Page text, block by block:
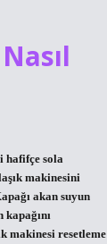
hafifçe sola
makinesini
akan suyun
makinesi resetleme